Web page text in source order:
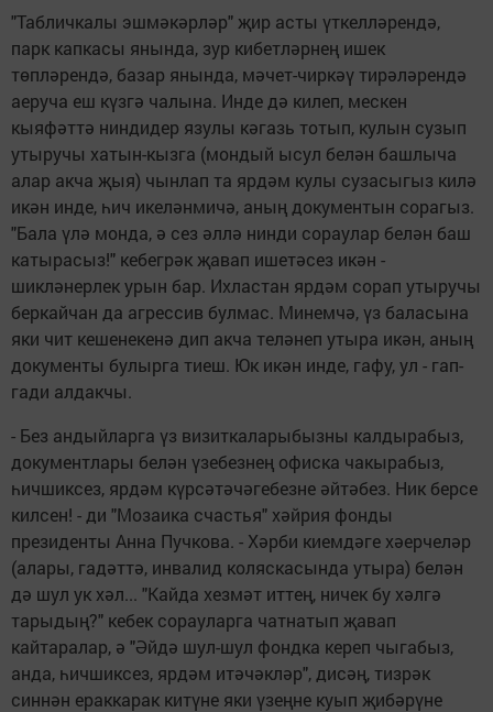
"Табличкалы эшмәкәрләр" җир асты үткелләрендә,
парк капкасы янында, зур кибетләрнең ишек
төпләрендә, базар янында, мәчет-чиркәү тирәләрендә
аеруча еш күзгә чалына. Инде дә килеп, мескен
кыяфәттә ниндидер язулы кәгазь тотып, кулын сузып
утыручы хатын-кызга (мондый ысул белән башлыча
алар акча җыя) чынлап та ярдәм кулы сузасыгыз килә
икән инде, һич икеләнмичә, аның документын сорагыз.
"Бала үлә монда, ә сез әллә нинди сораулар белән баш
катырасыз!" кебегрәк җавап ишетәсез икән -
шикләнерлек урын бар. Ихластан ярдәм сорап утыручы
беркайчан да агрессив булмас. Минемчә, үз баласына
яки чит кешенекенә дип акча теләнеп утыра икән, аның
документы булырга тиеш. Юк икән инде, гафу, ул - гап-
гади алдакчы.
- Без андыйларга үз визиткаларыбызны калдырабыз,
документлары белән үзебезнең офиска чакырабыз,
һичшиксез, ярдәм күрсәтәчәгебезне әйтәбез. Ник берсе
килсен! - ди "Мозаика счастья" хәйрия фонды
президенты Анна Пучкова. - Хәрби киемдәге хәерчеләр
(алары, гадәттә, инвалид коляскасында утыра) белән
дә шул ук хәл... "Кайда хезмәт иттең, ничек бу хәлгә
тарыдың?" кебек сорауларга чатнатып җавап
кайтаралар, ә "Әйдә шул-шул фондка кереп чыгабыз,
анда, һичшиксез, ярдәм итәчәкләр", дисәң, тизрәк
синнән ераккарак китүне яки үзеңне куып җибәрүне